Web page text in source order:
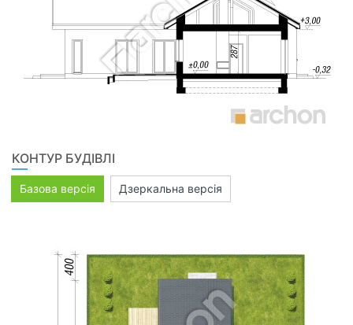
КОНТУР БУДІВЛІ
Базова версія Дзеркальна версія